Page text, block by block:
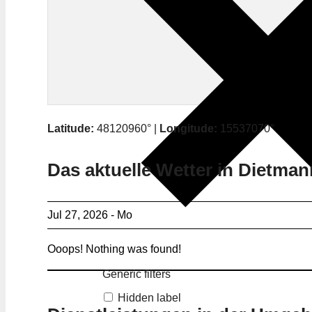
Generic filters
Hidden label
Latitude: 48120960° | Longitude: 15537070°
Das aktuelle Wetter in
Jul 27, 2026 - Mo
Ooops! Nothing was found!